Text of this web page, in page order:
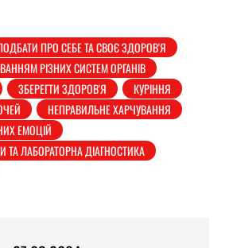
ПРО СЕБЕ ТА СВОЄ ЗДОРОВ'Я
РІЗНИХ СИСТЕМ ОРГАНІВ
ЗБЕРЕГТИ ЗДОРОВ'Я
КУРІННЯ
НЕПРАВИЛЬНЕ ХАРЧУВАННЯ
ЕМОЦІЙ
ТА ЛАБОРАТОРНА ДІАГНОСТИКА